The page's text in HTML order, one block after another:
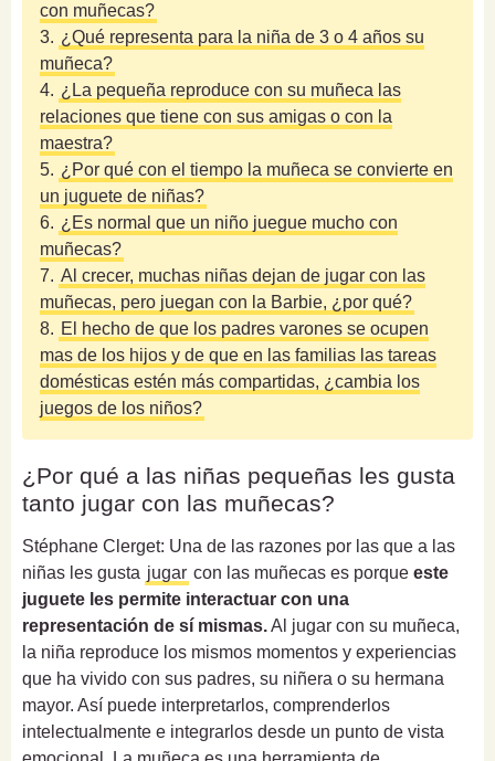
con muñecas?
3. ¿Qué representa para la niña de 3 o 4 años su
muñeca?
4. ¿La pequeña reproduce con su muñeca las
relaciones que tiene con sus amigas o con la
maestra?
5. ¿Por qué con el tiempo la muñeca se convierte en
un juguete de niñas?
6. ¿Es normal que un niño juegue mucho con
muñecas?
7. Al crecer, muchas niñas dejan de jugar con las
muñecas, pero juegan con la Barbie, ¿por qué?
8. El hecho de que los padres varones se ocupen
mas de los hijos y de que en las familias las tareas
domésticas estén más compartidas, ¿cambia los
juegos de los niños?
¿Por qué a las niñas pequeñas les gusta
tanto jugar con las muñecas?
Stéphane Clerget: Una de las razones por las que a las
niñas les gusta jugar con las muñecas es porque este
juguete les permite interactuar con una
representación de sí mismas.Al jugar con su muñeca,
la niña reproduce los mismos momentos y experiencias
que ha vivido con sus padres, su niñera o su hermana
mayor. Así puede interpretarlos, comprenderlos
intelectualmente e integrarlos desde un punto de vista